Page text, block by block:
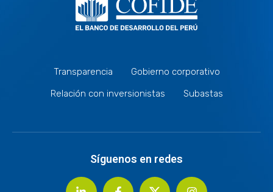
Transparencia
Gobierno corporativo
Relación con inversionistas
Subastas
Síguenos en redes